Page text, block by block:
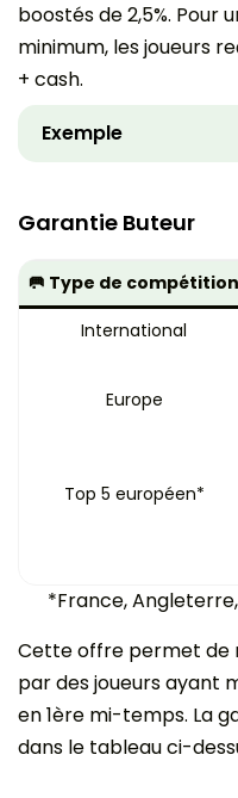
boostés de 2,5%. Pour
minimum, les joueurs
+ cash.
Exemple
Garantie Buteur
🥅 Type de compétition
International
Europe
Top 5 européen*
*France,
Cette offre permet de
par des joueurs ayant
en 1ère mi-temps. La
dans le tableau ci-